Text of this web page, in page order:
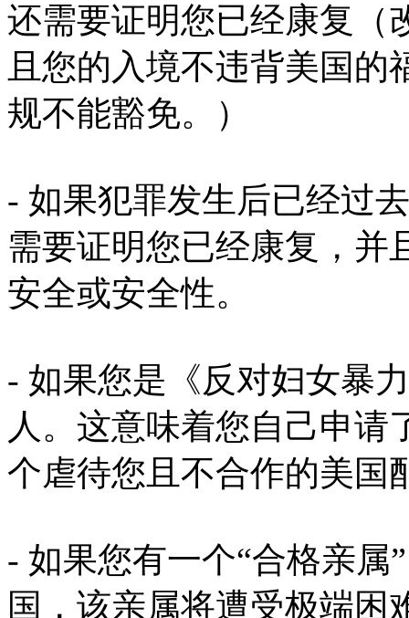
还需要证明您已经康复（
且您的入境不违背美国
规不能豁免。）
- 如果犯罪发生后已经过
需要证明您已经康复，并
安全或安全性。
- 如果您是《反对妇女暴
人。这意味着您自己申请
个虐待您且不合作的美国
- 如果您有一个“合格亲属
国，该亲属将遭受极端困